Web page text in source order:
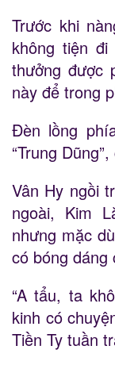
Trước khi
không tiện
thưởng được
này để trong
Đèn lồng
“Trung
Vân Hy ngồi
ngoài, Kim
nhưng mặc
có bóng dáng
“A tẩu, ta
kinh có
Tiền Ty tuần